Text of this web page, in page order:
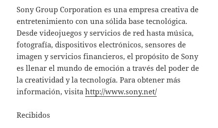
Sony Group Corporation es una empresa creativa de
entretenimiento con una sólida base tecnológica.
Desde videojuegos y servicios de red hasta música,
fotografía, dispositivos electrónicos, sensores de
imagen y servicios financieros, el propósito de Sony
es llenar el mundo de emoción a través del poder de
la creatividad y la tecnología. Para obtener más
información, visitahttp://www.sony.net/
Recibidos